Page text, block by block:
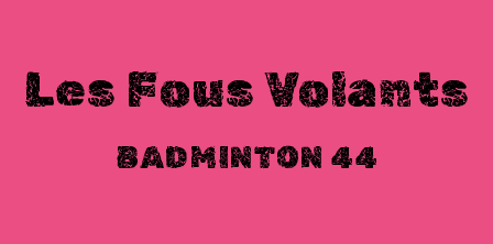
Les Fous Volants
BADMINTON 44